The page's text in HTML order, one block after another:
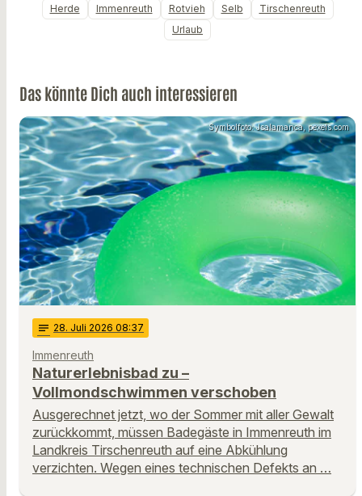
Herde Immenreuth Rotvieh Selb
Tirschenreuth
Urlaub
Das könnte Dich auch interessieren
Symbolfoto: Jsalamanca, pexels.com
notes 28. Juli 2026 08:37
Immenreuth
Naturerlebnisbad zu –
Vollmondschwimmen verschoben
Ausgerechnet jetzt, wo der Sommer mit aller Gewalt
zurückkommt, müssen Badegäste in Immenreuth im
Landkreis Tirschenreuth auf eine Abkühlung
verzichten. Wegen eines technischen Defekts an …